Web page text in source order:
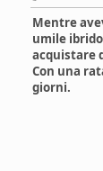
Mentre
umile
acquistare
Con una
giorni.